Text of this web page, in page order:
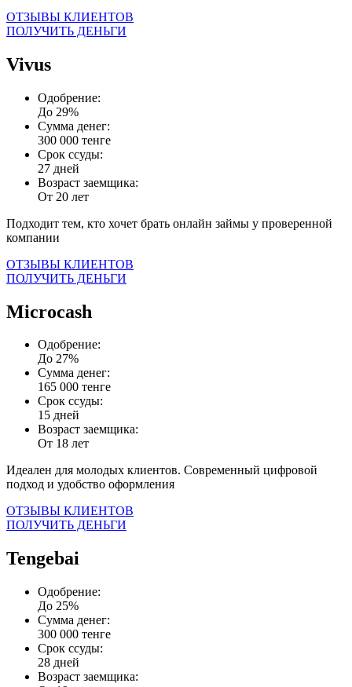
ОТЗЫВЫ КЛИЕНТОВ
ПОЛУЧИТЬ ДЕНЬГИ
Vivus
Одобрение:
До 29%
Сумма денег:
300 000 тенге
Срок ссуды:
27 дней
Возраст заемщика:
От 20 лет
Подходит тем, кто хочет брать онлайн займы у проверенной
компании
ОТЗЫВЫ КЛИЕНТОВ
ПОЛУЧИТЬ ДЕНЬГИ
Microcash
Одобрение:
До 27%
Сумма денег:
165 000 тенге
Срок ссуды:
15 дней
Возраст заемщика:
От 18 лет
Идеален для молодых клиентов. Современный цифровой
подход и удобство оформления
ОТЗЫВЫ КЛИЕНТОВ
ПОЛУЧИТЬ ДЕНЬГИ
Tengebai
Одобрение:
До 25%
Сумма денег:
300 000 тенге
Срок ссуды:
28 дней
Возраст заемщика: